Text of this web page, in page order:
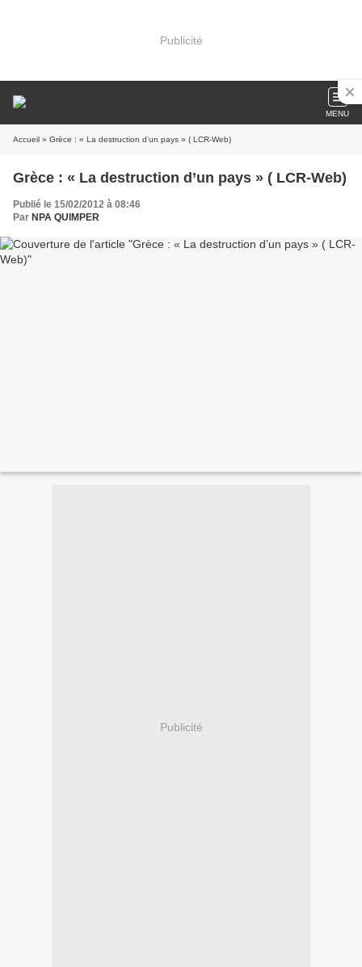
Publicité
MENU
Accueil » Grèce : « La destruction d’un pays » ( LCR-Web)
Grèce : « La destruction d’un pays » ( LCR-Web)
Publié le 15/02/2012 à 08:46
Par NPA QUIMPER
Publicité